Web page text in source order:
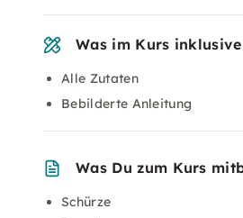
Was im Kurs
Alle Zutaten
Bebilderte Anleitung
Was Du zum Kurs
Schürze